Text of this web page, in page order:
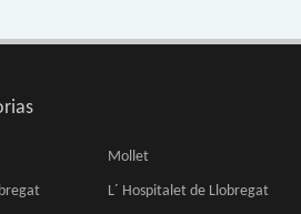
Mollet
L´ Hospitalet de Llobregat